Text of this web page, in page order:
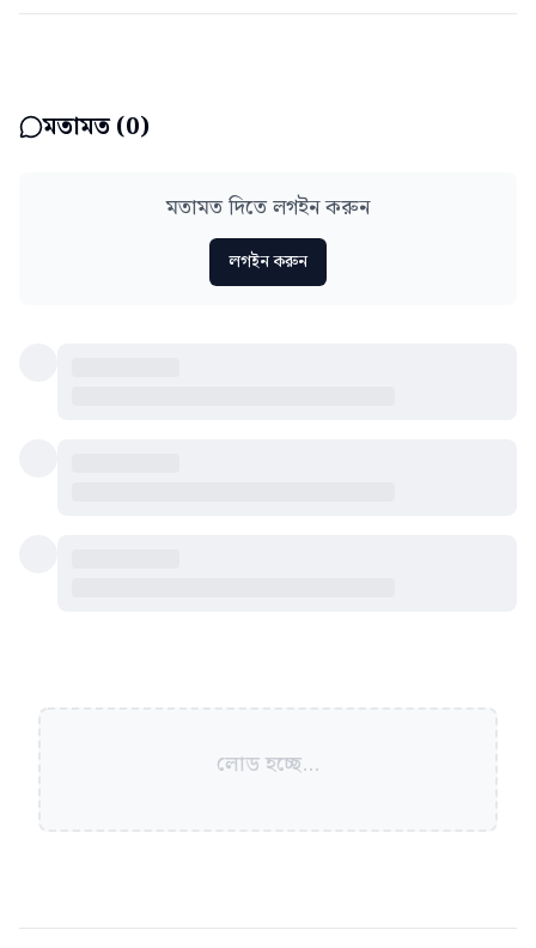
মতামত (0)
মতামত দিতে লগইন করুন
লগইন করুন
লোড হচ্ছে...